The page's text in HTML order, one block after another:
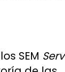
SEM